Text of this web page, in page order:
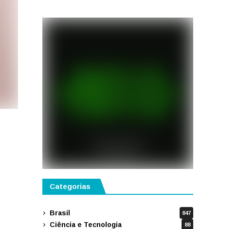
Categorias
Brasil 847
Ciência e Tecnologia 88